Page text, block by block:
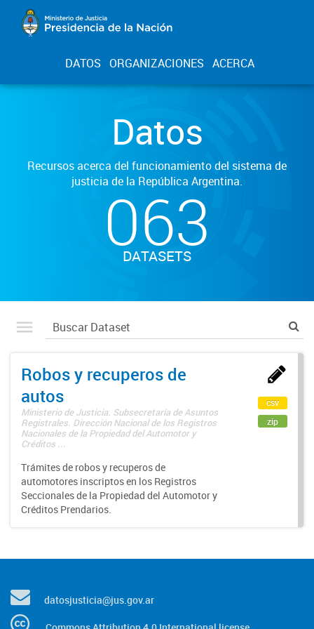
DATOS ORGANIZACIONES ACERCA
Datos
Recursos acerca del funcionamiento del sistema de
justicia de la República Argentina.
063
DATASETS
Robos y recuperos de
autos
Ministerio de Justicia. Subsecretaría de Asuntos
Registrales. Dirección Nacional de los Registros
Nacionales de la Propiedad del Automotor y
Créditos ...
Trámites de robos y recuperos de
automotores inscriptos en los Registros
Seccionales de la Propiedad del Automotor y
Créditos Prendarios.
csv
zip
datosjusticia@jus.gov.ar